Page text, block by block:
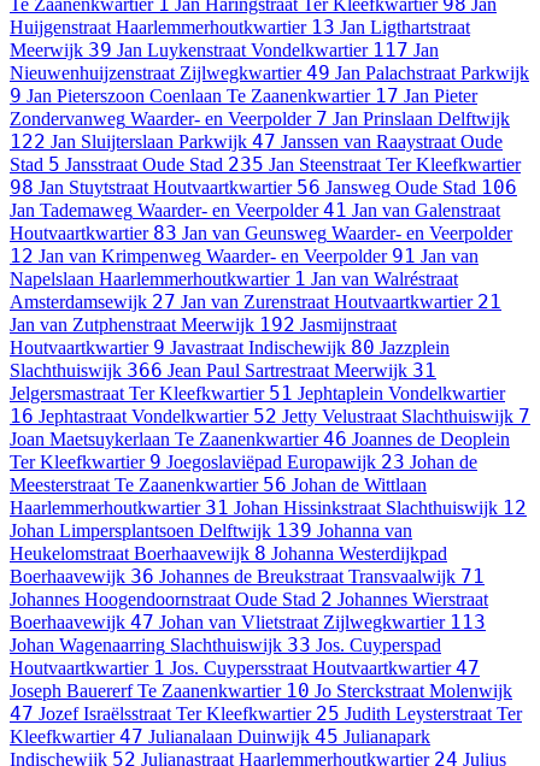
Te Zaanenkwartier 1 Jan Haringstraat Ter Kleefkwartier 98 Jan
Huijgenstraat Haarlemmerhoutkwartier 13 Jan Ligthartstraat
Meerwijk 39 Jan Luykenstraat Vondelkwartier 117 Jan
Nieuwenhuijzenstraat Zijlwegkwartier 49 Jan Palachstraat Parkwijk
9 Jan Pieterszoon Coenlaan Te Zaanenkwartier 17 Jan Pieter
Zondervanweg Waarder- en Veerpolder 7 Jan Prinslaan Delftwijk
122 Jan Sluijterslaan Parkwijk 47 Janssen van Raaystraat Oude
Stad 5 Jansstraat Oude Stad 235 Jan Steenstraat Ter Kleefkwartier
98 Jan Stuytstraat Houtvaartkwartier 56 Jansweg Oude Stad 106
Jan Tademaweg Waarder- en Veerpolder 41 Jan van Galenstraat
Houtvaartkwartier 83 Jan van Geunsweg Waarder- en Veerpolder
12 Jan van Krimpenweg Waarder- en Veerpolder 91 Jan van
Napelslaan Haarlemmerhoutkwartier 1 Jan van Walréstraat
Amsterdamsewijk 27 Jan van Zurenstraat Houtvaartkwartier 21
Jan van Zutphenstraat Meerwijk 192 Jasmijnstraat
Houtvaartkwartier 9 Javastraat Indischewijk 80 Jazzplein
Slachthuiswijk 366 Jean Paul Sartrestraat Meerwijk 31
Jelgersmastraat Ter Kleefkwartier 51 Jephtaplein Vondelkwartier
16 Jephtastraat Vondelkwartier 52 Jetty Velustraat Slachthuiswijk 7
Joan Maetsuykerlaan Te Zaanenkwartier 46 Joannes de Deoplein
Ter Kleefkwartier 9 Joegoslaviëpad Europawijk 23 Johan de
Meesterstraat Te Zaanenkwartier 56 Johan de Wittlaan
Haarlemmerhoutkwartier 31 Johan Hissinkstraat Slachthuiswijk 12
Johan Limpersplantsoen Delftwijk 139 Johanna van
Heukelomstraat Boerhaavewijk 8 Johanna Westerdijkpad
Boerhaavewijk 36 Johannes de Breukstraat Transvaalwijk 71
Johannes Hoogendoornstraat Oude Stad 2 Johannes Wierstraat
Boerhaavewijk 47 Johan van Vlietstraat Zijlwegkwartier 113
Johan Wagenaarring Slachthuiswijk 33 Jos. Cuyperspad
Houtvaartkwartier 1 Jos. Cuypersstraat Houtvaartkwartier 47
Joseph Bauererf Te Zaanenkwartier 10 Jo Sterckstraat Molenwijk
47 Jozef Israëlsstraat Ter Kleefkwartier 25 Judith Leysterstraat Ter
Kleefkwartier 47 Julianalaan Duinwijk 45 Julianapark
Indischewijk 52 Julianastraat Haarlemmerhoutkwartier 24 Julius